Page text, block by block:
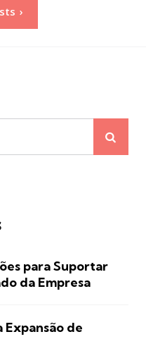
para Suportar
da Empresa
Expansão de